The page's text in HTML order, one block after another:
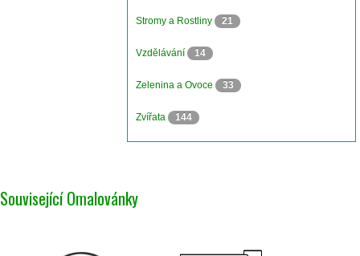
Stromy a Rostliny 21
Vzdělávání 14
Zelenina a Ovoce 33
Zvířata 144
Související Omalovánky